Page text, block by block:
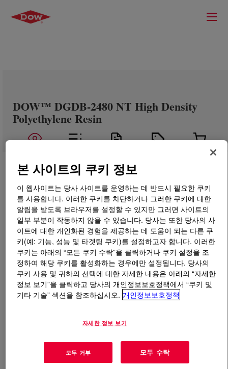
DOW™ DGDB-2480 NT High Density
Polyethylene Resin
무엇입니까DOW™ DGDB-2480 NT High Density
Polyethylene Resin ?
This product is produced using UNIPOL™ process
technology. It is intended for use in pipe applications
slow crack growth are desired. Suitable applications
include natural gas distribution pipes, large diameter
industrial piping, mining, sewage, and municipal water
service lines. Industrial Standards Compliance: ASTM D
본 사이트의 쿠키 정보
이 웹사이트는 당사 사이트를 운영하는 데 반드시 필요한 쿠키
를 사용합니다. 이러한 쿠키를 차단하거나 그러한 쿠키에 대한
알림을 받도록 브라우저를 설정할 수 있지만 그러면 사이트의
일부 부분이 작동하지 않을 수 있습니다. 당사는 또한 당사의 사
이트에 대한 개인화된 경험을 제공하는 데 도움이 되는 다른 쿠
키(예: 기능, 성능 및 타겟팅 쿠키)를 설정하고자 합니다. 이러한
쿠키는 아래의 “모든 쿠키 수락”을 클릭하거나 쿠키 설정을 조
정하여 해당 쿠키를 활성화하는 경우에만 설정됩니다. 당사의
쿠키 사용 및 귀하의 선택에 대한 자세한 내용은 아래의 “자세한
정보 보기”을 클릭하고 당사의 개인정보보호정책에서 “쿠키 및
기타 기술” 섹션을 참조하십시오. 개인정보보호정책
자세한 정보 보기
모두 거부 모두 수락